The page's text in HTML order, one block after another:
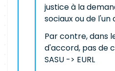
justice à la
sociaux ou de l'un
Par contre, dans
d'accord, pas de
SASU -> EURL